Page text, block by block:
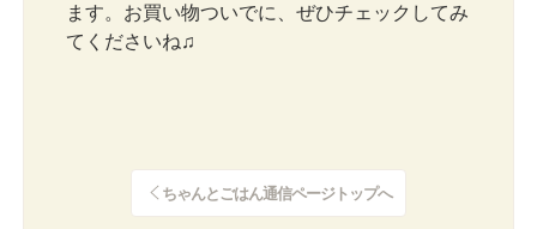
ます。お買い物ついでに、ぜひチェックしてみ
てくださいね♫
ちゃんとごはん通信ページトップへ